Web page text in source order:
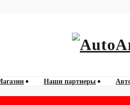
Наши партнеры